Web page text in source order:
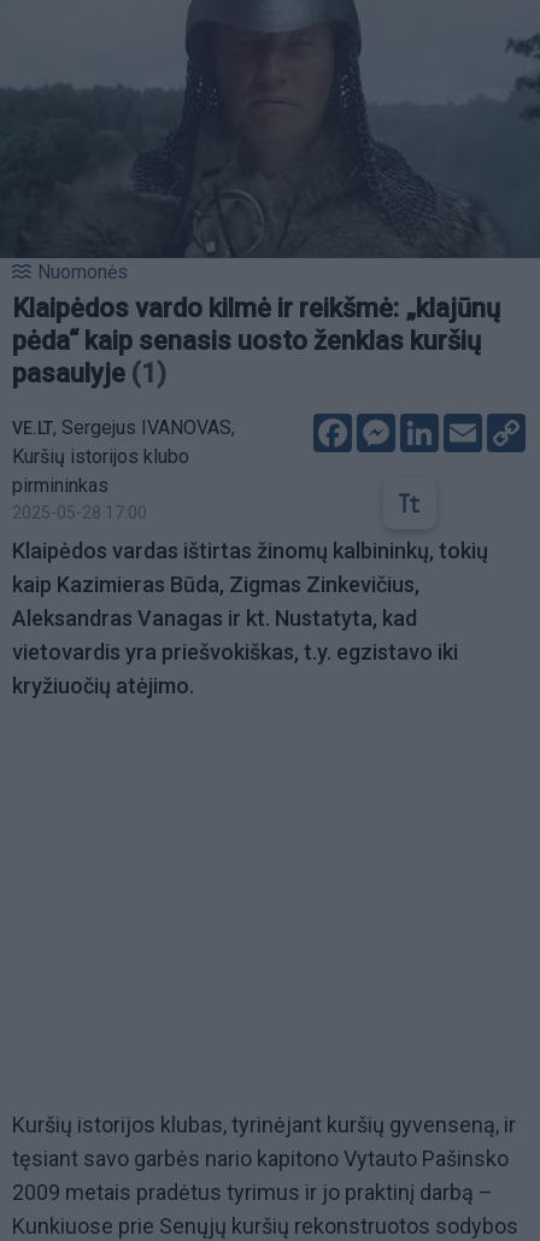
Nuomonės
Klaipėdos vardo kilmė ir reikšmė: „klajūnų
pėda“ kaip senasis uosto ženklas kuršių
pasaulyje (1)
VE.LT, Sergejus IVANOVAS,
Kuršių istorijos klubo
pirmininkas
2025-05-28 17:00
FacebookMessenger
LinkedIn
Email
Klaipėdos vardas ištirtas žinomų kalbininkų, tokių
kaip Kazimieras Būda, Zigmas Zinkevičius,
Aleksandras Vanagas ir kt. Nustatyta, kad
vietovardis yra priešvokiškas, t.y. egzistavo iki
kryžiuočių atėjimo.
Kuršių istorijos klubas, tyrinėjant kuršių gyvenseną, ir
tęsiant savo garbės nario kapitono Vytauto Pašinsko
2009 metais pradėtus tyrimus ir jo praktinį darbą –
Kunkiuose prie Senųjų kuršių rekonstruotos sodybos